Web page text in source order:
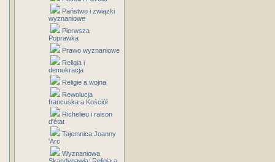
Państwo i związki
wyznaniowe
Pierwsza
Poprawka
Prawo wyznaniowe
Religia i
demokracja
Religie a wojna
Rewolucja
francuska a Kościół
Richelieu i raison
d'état
Tajemnica Joanny
'Arc
Wyznaniowa